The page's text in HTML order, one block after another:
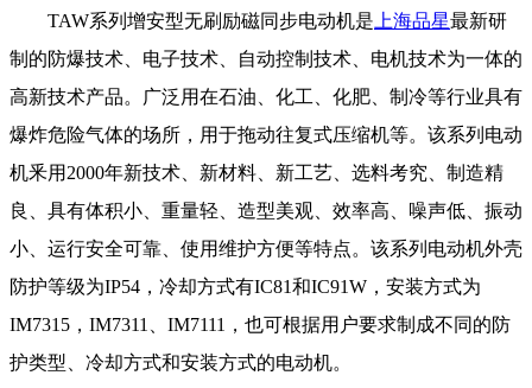
TAW系列增安型无刷励磁同步电动机是 上海品星最新研
制的防爆技术、电子技术、自动控制技术、电机技术为一体的
高新技术产品。广泛用在石油、化工、化肥、制冷等行业具有
爆炸危险气体的场所，用于拖动往复式压缩机等。该系列电动
机釆用2000年新技术、新材料、新工艺、选料考究、制造精
良、具有体积小、重量轻、造型美观、效率高、噪声低、振动
小、运行安全可靠、使用维护方便等特点。该系列电动机外壳
防护等级为IP54，冷却方式有IC81和IC91W，安装方式为
IM7315，IM7311、IM7111，也可根据用户要求制成不同的防
护类型、冷却方式和安装方式的电动机。